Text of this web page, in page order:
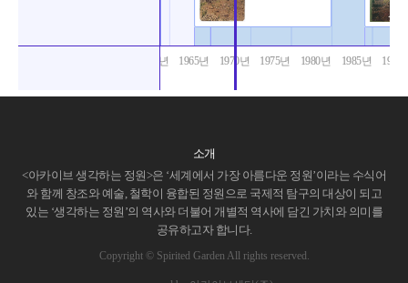
1960년 1965년 1970년 1975년 1980년 1985년 1990
소개
<아카이브 생각하는 정원>은 ‘세계에서 가장 아름다운 정원’이라는 수식어
와 함께 창조와 예술, 철학이 융합된 정원으로 국제적 탐구의 대상이 되고
있는 ‘생각하는 정원’의 역사와 더불어 개별적 역사에 담긴 가치와 의미를
공유하고자 합니다.
Copyright © Spirited Garden All rights reserved.